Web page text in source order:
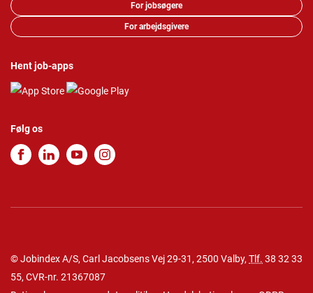
For jobsøgere
For arbejdsgivere
Hent job-apps
Følg os
© Jobindex A/S, Carl Jacobsens Vej 29-31, 2500 Valby, Tlf. 38 32 33
55, CVR-nr. 21367087